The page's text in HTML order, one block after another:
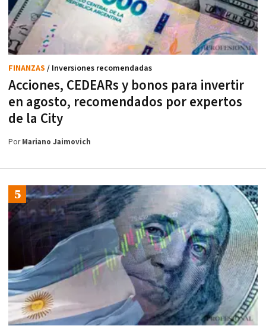
Acciones, CEDEARs y bonos para invertir
en agosto, recomendados por expertos
de la City
FINANZAS / Inversiones recomendadas
PorMariano Jaimovich